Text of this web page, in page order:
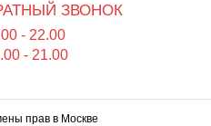
ЗВОНОК
- 22.00
- 21.00
прав в Москве